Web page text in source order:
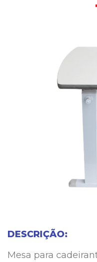
DESCRIÇÃO:
Mesa para